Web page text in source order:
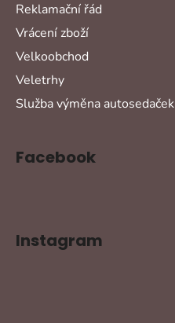
Reklamační řád
Vrácení zboží
Velkoobchod
Veletrhy
Služba výměna autosedaček
Facebook
Instagram